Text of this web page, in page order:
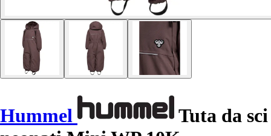
Hummel
Tuta da sci